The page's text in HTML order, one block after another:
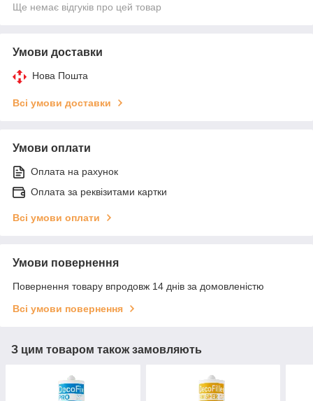
Ще немає відгуків про цей товар
Умови доставки
Нова Пошта
Всі умови доставки
Умови оплати
Оплата на рахунок
Оплата за реквізитами картки
Всі умови оплати
Умови повернення
Повернення товару впродовж 14 днів за домовленістю
Всі умови повернення
З цим товаром також замовляють